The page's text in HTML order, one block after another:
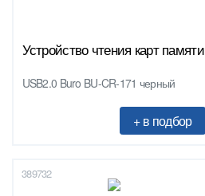
Устройство чтения карт памяти
USB2.0 Buro BU-CR-171 черный
389732